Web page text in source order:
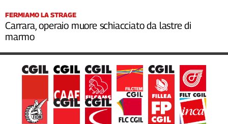
FERMIAMO LA STRAGE
Carrara, operaio muore schiacciato da lastre di
marmo